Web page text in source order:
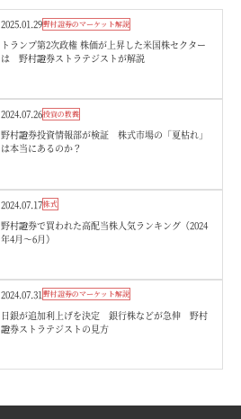
2025.01.29野村證券のマーケット解説
トランプ第2次政権 株価が上昇した米国株セクター
は 野村證券ストラテジストが解説
2024.07.26投資の教養
野村證券投資情報部が検証 株式市場の「夏枯れ」
は本当にあるのか？
2024.07.17株式
野村證券で買われた高配当株人気ランキング（2024
年4月～6月）
2024.07.31 野村證券のマーケット解説
日銀が追加利上げを決定 銀行株などが急伸 野村
證券ストラテジストの見方